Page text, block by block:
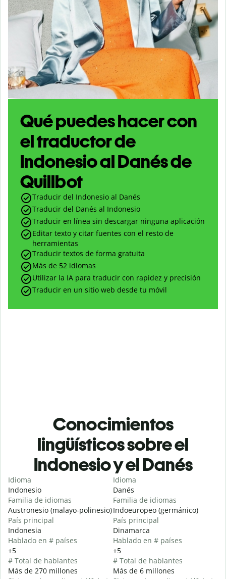
Qué puedes hacer con
el traductor de
Indonesio al Danés de
Quillbot
Traducir del Indonesio al Danés
Traducir del Danés al Indonesio
Traducir en línea sin descargar ninguna aplicación
Editar texto y citar fuentes con el resto de
herramientas
Traducir textos de forma gratuita
Más de 52 idiomas
Utilizar la IA para traducir con rapidez y precisión
Traducir en un sitio web desde tu móvil
Conocimientos
lingüísticos sobre el
Indonesio y el Danés
Idioma
Indonesio
Familia de idiomas
Austronesio (malayo-polinesio)
País principal
Indonesia
Hablado en # países
+5
# Total de hablantes
Más de 270 millones
Idioma
Danés
Familia de idiomas
Indoeuropeo (germánico)
País principal
Dinamarca
Hablado en # países
+5
# Total de hablantes
Más de 6 millones